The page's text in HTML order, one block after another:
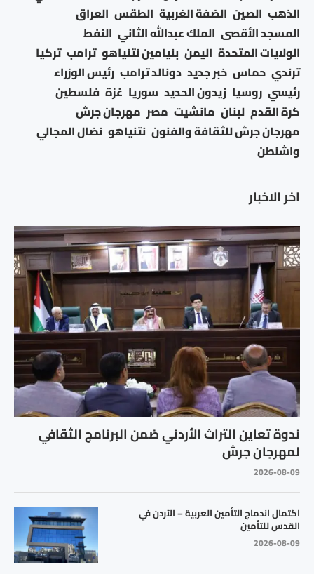
اخر الاخبار
ندوة تعاين التراث الأردني ضمن البرنامج الثقافي
لمهرجان جرش
2026-08-09
اكتمال اندماج التأمين العربية – الأردن في
القدس للتأمين
2026-08-09
الذهب الصين الضفة الغربية الطقس العراق
المسجد الأقصى الملك عبدالله الثاني النفط
الولايات المتحدة اليمن بنيامين نتنياهو ترامب تركيا
ترندي حماس خبر جديد دونالد ترامب رئيس الوزراء
رئيسي روسيا زيدون الحديد سوريا غزة فلسطين
كرة القدم لبنان مانشيت مصر مهرجان جرش
مهرجان جرش للثقافة والفنون نتنياهو نضال المجالي
واشنطن